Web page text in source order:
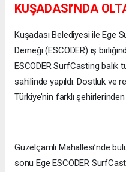
KUŞADASI’NDA
Kuşadası Belediyesi ile Ege
Derneği (ESCODER) iş
ESCODER SurfCasting balık
sahilinde yapıldı. Dostluk ve
Türkiye’nin farklı
Güzelçamlı Mahallesi’nde
sonu Ege ESCODER